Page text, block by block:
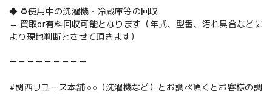
◆ ♻️使用中の洗濯機・冷蔵庫等の回収
→ 買取or有料回収可能となります（年式、型番、汚れ具合などに
より現地判断とさせて頂きます）
－－－－－－－－－
#関西リユース本舗 ○○（洗濯機など）とお調べ頂くとお客様の調